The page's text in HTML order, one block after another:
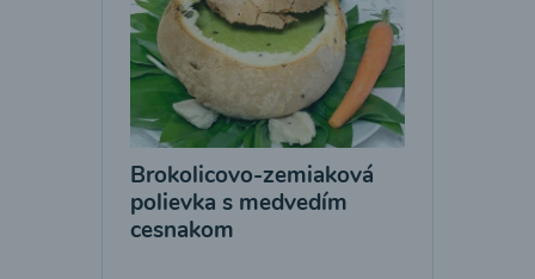
Brokolicovo-zemiaková
polievka s medvedím
cesnakom